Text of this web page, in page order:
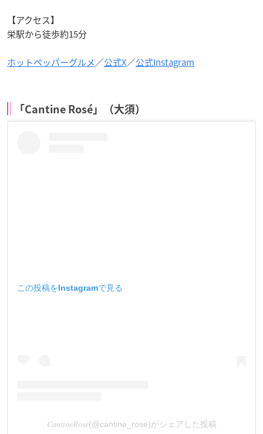
【アクセス】
栄駅から徒歩約15分
ホットペッパーグルメ／公式X／公式Instagram
「Cantine Rosé」（大須）
この投稿をInstagramで見る
𝐶𝑎𝑛𝑡𝑖𝑛𝑒𝑅𝑜𝑠𝑒́(@cantine_rose)がシェアした投稿